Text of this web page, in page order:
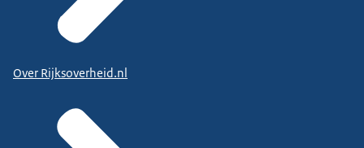
Over Rijksoverheid.nl